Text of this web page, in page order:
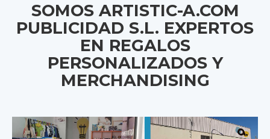
SOMOS ARTISTIC-A.COM
PUBLICIDAD S.L. EXPERTOS
EN REGALOS
PERSONALIZADOS Y
MERCHANDISING